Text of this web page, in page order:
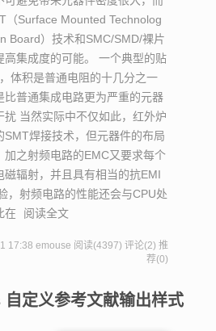
（Surface Mounted Technolog
Board）技术和SMC/SMD/裸片
高集成度的可能。 一个典型的贴
体积是普通电阻的十几分之一
比普通集成电路更为严重的元器
扰 当然实际中不仅如此，红外炉
SMT焊接技术，但元器件的布局
加之射频电路的EMC又要求每个
磁辐射，并且具有相当的抗EMI
，射频电路的性能还会与CPU处
在
阅读全文
17:38 emouse 阅读(4397) 评论(2) 推
荐(0)
定义参考文献输出样式